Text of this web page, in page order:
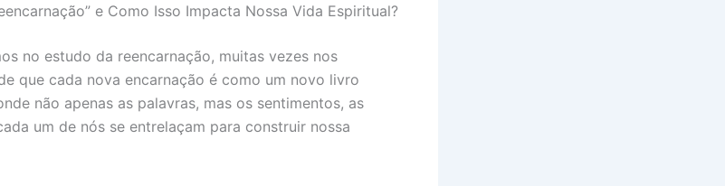
e Como Isso Impacta Nossa Vida Espiritual?
no estudo da reencarnação, muitas vezes nos
que cada nova encarnação é como um novo livro
não apenas as palavras, mas os sentimentos, as
um de nós se entrelaçam para construir nossa